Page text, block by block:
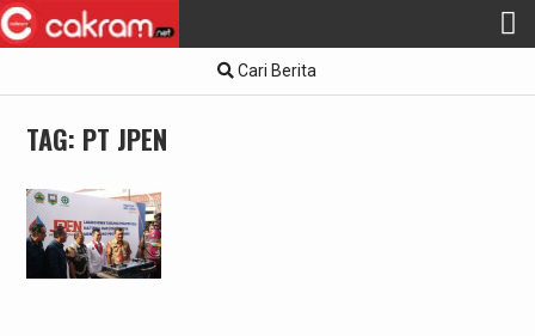
to
Cari Berita
TAG: PT JPEN